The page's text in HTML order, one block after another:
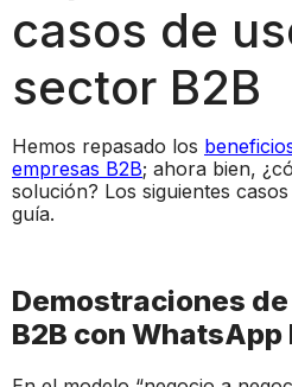
casos de
sector B2B
Hemos repasado los
empresas B2B; ahora bien,
solución? Los siguientes
guía.
Demostraciones
B2B con WhatsApp